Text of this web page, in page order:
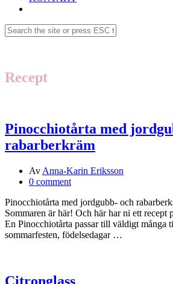
Recept
Pinocchiotårta med
rabarberkräm
Av Anna-Karin Eriksson
0 comment
Pinocchiotårta med jordgubb- och
Sommaren är här! Och här har ni ett recept
En Pinocchiotårta passar till väldigt många
sommarfesten, födelsedagar …
Citronglass